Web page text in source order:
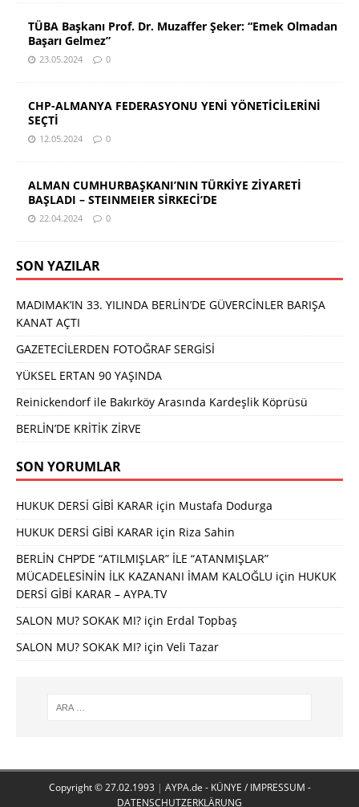
TÜBA Başkanı Prof. Dr. Muzaffer Şeker: “Emek Olmadan
Başarı Gelmez”
23.05.2024 0
CHP-ALMANYA FEDERASYONU YENİ YÖNETİCİLERİNİ
SEÇTİ
12.05.2024 0
ALMAN CUMHURBAŞKANI’NIN TÜRKİYE ZİYARETİ
BAŞLADI – STEINMEIER SİRKECİ’DE
22.04.2024 0
SON YAZILAR
MADIMAK’IN 33. YILINDA BERLİN’DE GÜVERCİNLER BARIŞA
KANAT AÇTI
GAZETECİLERDEN FOTOĞRAF SERGİSİ
YÜKSEL ERTAN 90 YAŞINDA
Reinickendorf ile Bakırköy Arasında Kardeşlik Köprüsü
BERLİN’DE KRİTİK ZİRVE
SON YORUMLAR
HUKUK DERSİ GİBİ KARAR için Mustafa Dodurga
HUKUK DERSİ GİBİ KARAR için Riza Sahin
BERLİN CHP’DE “ATILMIŞLAR” İLE “ATANMIŞLAR”
MÜCADELESİNİN İLK KAZANANI İMAM KALOĞLU için HUKUK
DERSİ GİBİ KARAR – AYPA.TV
SALON MU? SOKAK MI? için Erdal Topbaş
SALON MU? SOKAK MI? için Veli Tazar
Copyright © 27.02.1993 | AYPA.de - KÜNYE / IMPRESSUM -
DATENSCHUTZERKLÄRUNG